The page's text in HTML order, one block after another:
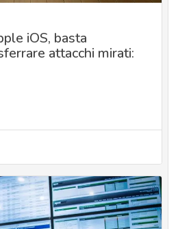
iOS, basta
attacchi mirati: